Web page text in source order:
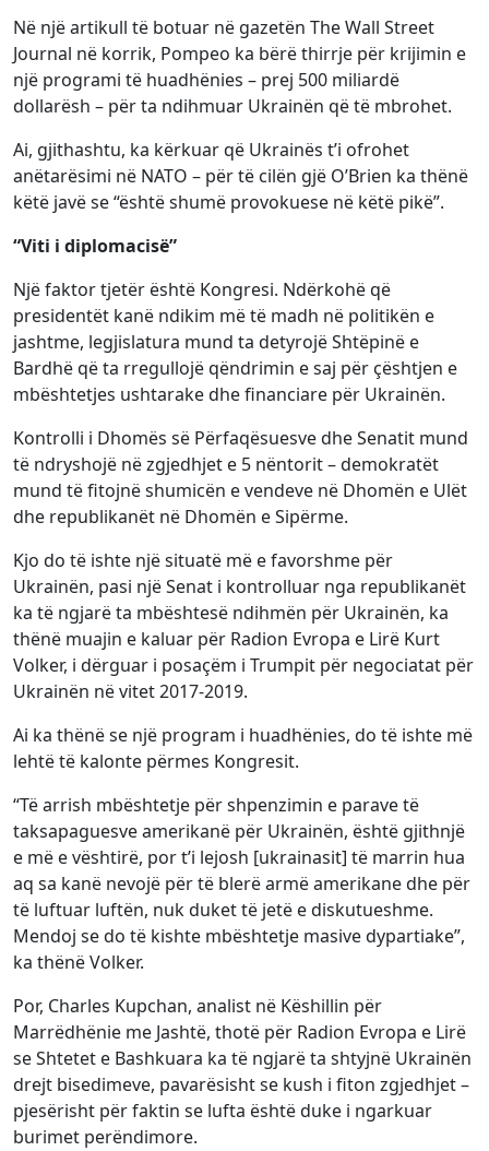
Në një artikull të botuar në gazetën The Wall Street
Journal në korrik, Pompeo ka bërë thirrje për krijimin e
një programi të huadhënies – prej 500 miliardë
dollarësh – për ta ndihmuar Ukrainën që të mbrohet.
Ai, gjithashtu, ka kërkuar që Ukrainës t’i ofrohet
anëtarësimi në NATO – për të cilën gjë O’Brien ka thënë
këtë javë se “është shumë provokuese në këtë pikë”.
“Viti i diplomacisë”
Një faktor tjetër është Kongresi. Ndërkohë që
presidentët kanë ndikim më të madh në politikën e
jashtme, legjislatura mund ta detyrojë Shtëpinë e
Bardhë që ta rregullojë qëndrimin e saj për çështjen e
mbështetjes ushtarake dhe financiare për Ukrainën.
Kontrolli i Dhomës së Përfaqësuesve dhe Senatit mund
të ndryshojë në zgjedhjet e 5 nëntorit – demokratët
mund të fitojnë shumicën e vendeve në Dhomën e Ulët
dhe republikanët në Dhomën e Sipërme.
Kjo do të ishte një situatë më e favorshme për
Ukrainën, pasi një Senat i kontrolluar nga republikanët
ka të ngjarë ta mbështesë ndihmën për Ukrainën, ka
thënë muajin e kaluar për Radion Evropa e Lirë Kurt
Volker, i dërguar i posaçëm i Trumpit për negociatat për
Ukrainën në vitet 2017-2019.
Ai ka thënë se një program i huadhënies, do të ishte më
lehtë të kalonte përmes Kongresit.
“Të arrish mbështetje për shpenzimin e parave të
taksapaguesve amerikanë për Ukrainën, është gjithnjë
e më e vështirë, por t’i lejosh [ukrainasit] të marrin hua
aq sa kanë nevojë për të blerë armë amerikane dhe për
të luftuar luftën, nuk duket të jetë e diskutueshme.
Mendoj se do të kishte mbështetje masive dypartiake”,
ka thënë Volker.
Por, Charles Kupchan, analist në Këshillin për
Marrëdhënie me Jashtë, thotë për Radion Evropa e Lirë
se Shtetet e Bashkuara ka të ngjarë ta shtyjnë Ukrainën
drejt bisedimeve, pavarësisht se kush i fiton zgjedhjet –
pjesërisht për faktin se lufta është duke i ngarkuar
burimet perëndimore.